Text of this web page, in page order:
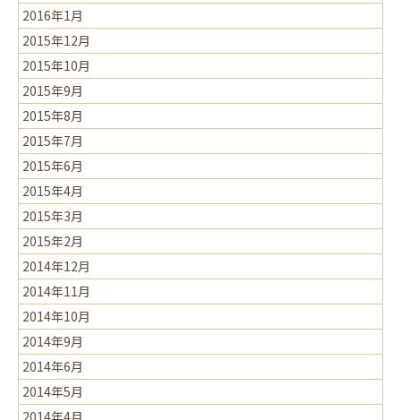
2016年1月
2015年12月
2015年10月
2015年9月
2015年8月
2015年7月
2015年6月
2015年4月
2015年3月
2015年2月
2014年12月
2014年11月
2014年10月
2014年9月
2014年6月
2014年5月
2014年4月